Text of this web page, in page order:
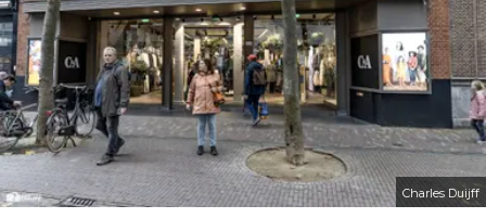
Charles Duijff